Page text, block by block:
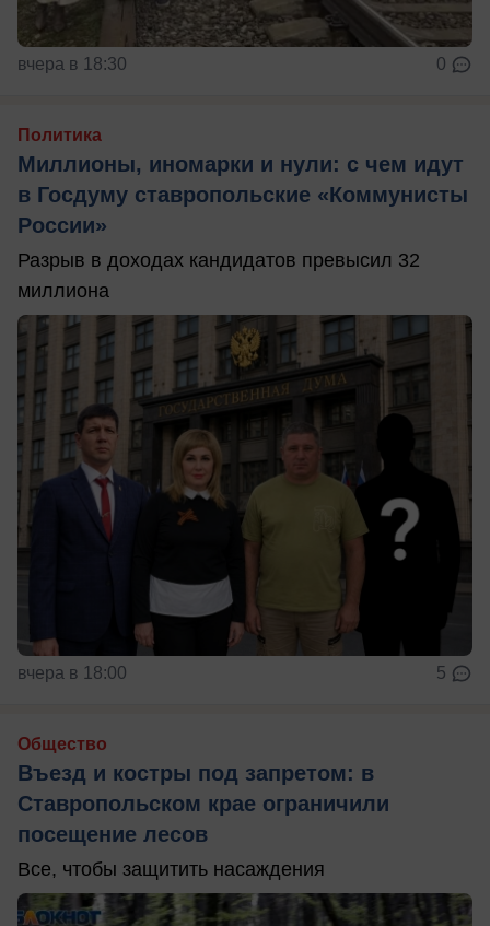
вчера в 18:30 0
Политика
Миллионы, иномарки и нули: с чем идут
в Госдуму ставропольские «Коммунисты
России»
Разрыв в доходах кандидатов превысил 32
миллиона
вчера в 18:00 5
Общество
Въезд и костры под запретом: в
Ставропольском крае ограничили
посещение лесов
Все, чтобы защитить насаждения